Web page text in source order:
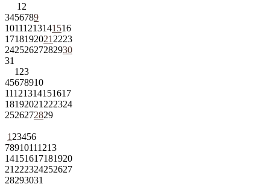
1 2
3456789
10111213141516
1718192021 2223
24252627282930
31
1 23
45678910
11121314151617
18192021 222324
2526272829
1 23456
78910111213
14151617181920
21 222324252627
28293031